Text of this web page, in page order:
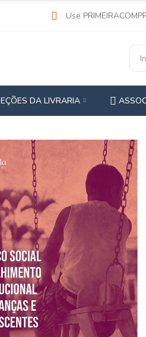
Use
DA LIVRARIA